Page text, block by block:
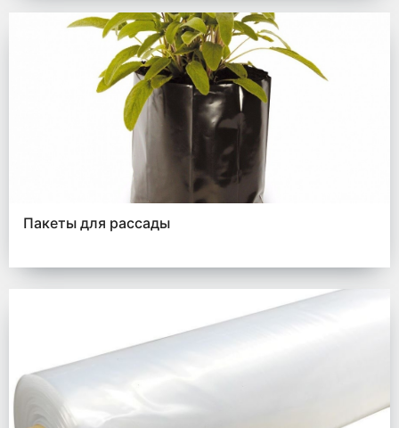
Пакеты для рассады